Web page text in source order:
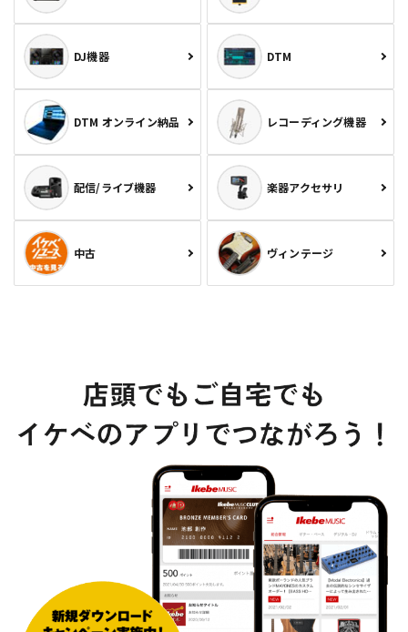
DJ機器 DTM
DTM オンライン納品 レコーディング機器
配信/ライブ機器 楽器アクセサリ
中古 ヴィンテージ